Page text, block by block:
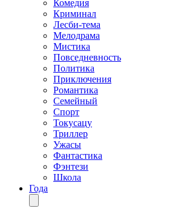
Комедия
Криминал
Лесби-тема
Мелодрама
Мистика
Повседневность
Политика
Приключения
Романтика
Семейный
Спорт
Токусацу
Триллер
Ужасы
Фантастика
Фэнтези
Школа
Года